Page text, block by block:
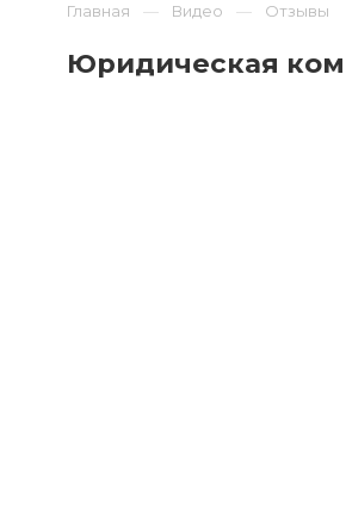
Главная Видео Отзывы
Юридическая